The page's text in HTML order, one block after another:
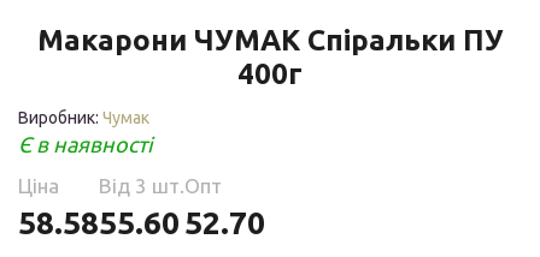
Макарони ЧУМАК Спіральки ПУ
400г
Виробник: Чумак
Є в наявності
Ціна
58.58
Від 3 шт.
55.60
Опт
52.70